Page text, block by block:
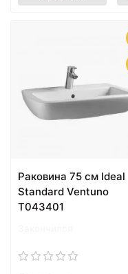
Раковина 75 см Ideal
Standard Ventuno
T043401